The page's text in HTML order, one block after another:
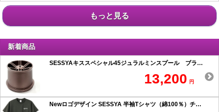
もっと見る
新着商品
SESSYAキススペシャル45ジュラルミンスプール ブラウン
13,200 円
Newロゴデザイン SESSYA 半袖Tシャツ（綿100％）チャコール